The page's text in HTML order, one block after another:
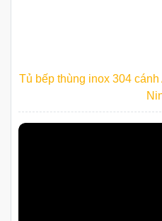
Tủ bếp thùng inox 304